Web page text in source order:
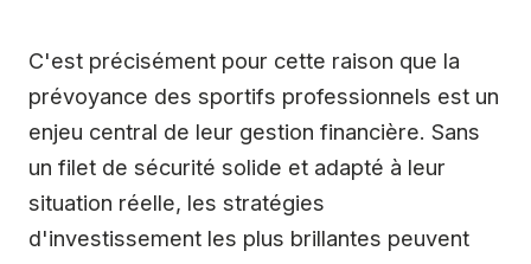
C'est précisément pour cette raison que la
prévoyance des sportifs professionnels est un
enjeu central de leur gestion financière. Sans
un filet de sécurité solide et adapté à leur
situation réelle, les stratégies
d'investissement les plus brillantes peuvent